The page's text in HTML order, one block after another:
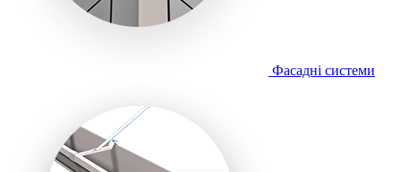
Фасадні системи